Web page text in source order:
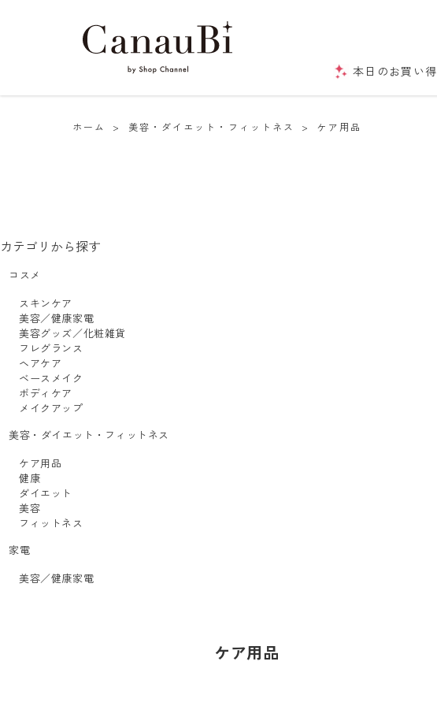
本日のお買い得
ホーム > 美容・ダイエット・フィットネス > ケア用品
カテゴリから探す
コスメ
スキンケア
美容／健康家電
美容グッズ／化粧雑貨
フレグランス
ヘアケア
ベースメイク
ボディケア
メイクアップ
美容・ダイエット・フィットネス
ケア用品
健康
ダイエット
美容
フィットネス
家電
美容／健康家電
ケア用品